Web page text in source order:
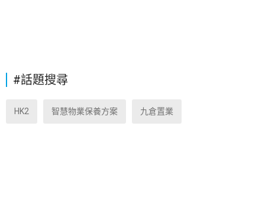
#話題搜尋
HK2 智慧物業保養方案 九倉置業